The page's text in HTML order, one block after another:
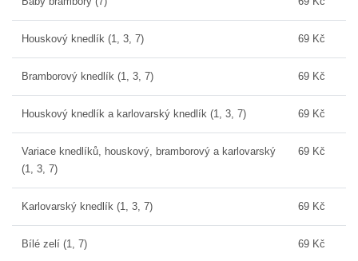
Houskový knedlík (1, 3, 7) 69 Kč
Bramborový knedlík (1, 3, 7) 69 Kč
Houskový knedlík a karlovarský knedlík (1, 3, 7) 69 Kč
Variace knedlíků, houskový, bramborový a karlovarský
(1, 3, 7)
69 Kč
Karlovarský knedlík (1, 3, 7) 69 Kč
Bílé zelí (1, 7) 69 Kč